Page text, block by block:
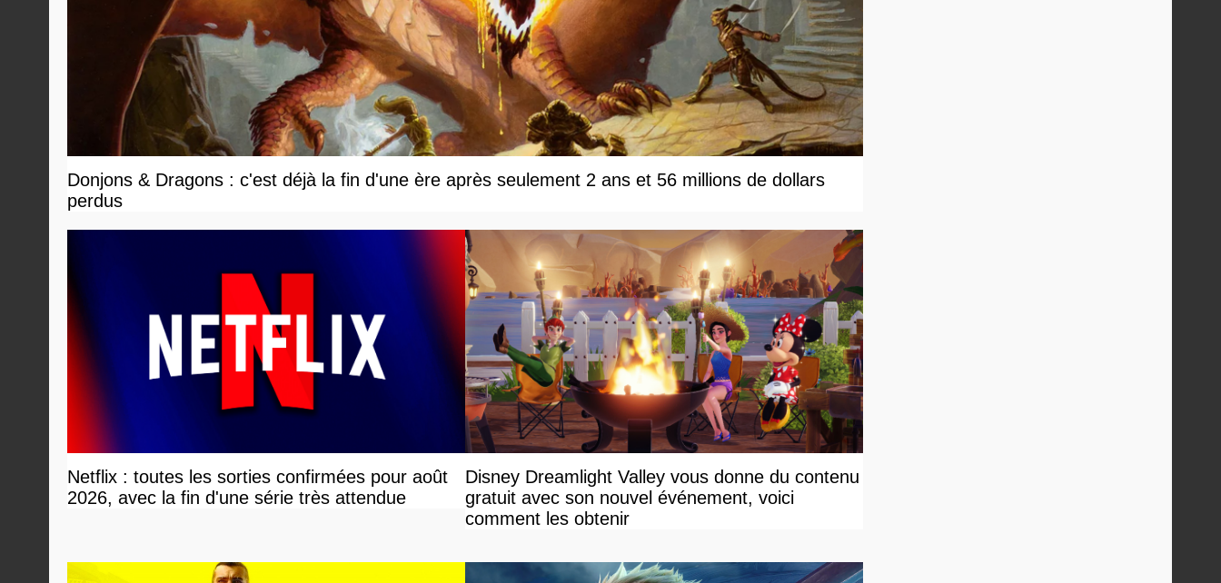
Donjons & Dragons : c'est déjà la fin d'une ère après seulement 2 ans et 56 millions de dollars
perdus
Netflix : toutes les sorties confirmées pour août
2026, avec la fin d'une série très attendue
Disney Dreamlight Valley vous donne du contenu
gratuit avec son nouvel événement, voici
comment les obtenir